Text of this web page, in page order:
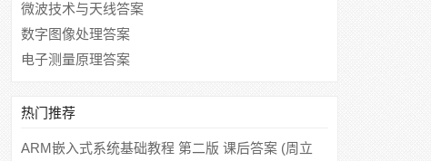
微波技术与天线答案
数字图像处理答案
电子测量原理答案
热门推荐
ARM嵌入式系统基础教程 第二版 课后答案 (周立